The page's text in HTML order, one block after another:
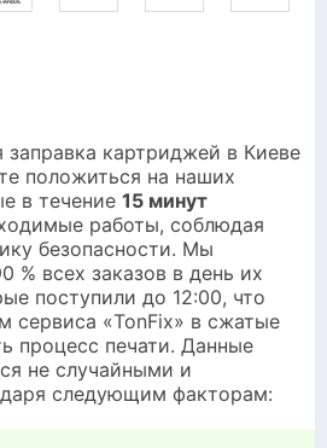
картриджей в Киеве
положиться на наших
в течение 15 минут
работы, соблюдая
безопасности. Мы
% всех заказов в день их
поступили до 12:00, что
сервиса «TonFix» в сжатые
процесс печати. Данные
не случайными и
следующим факторам: